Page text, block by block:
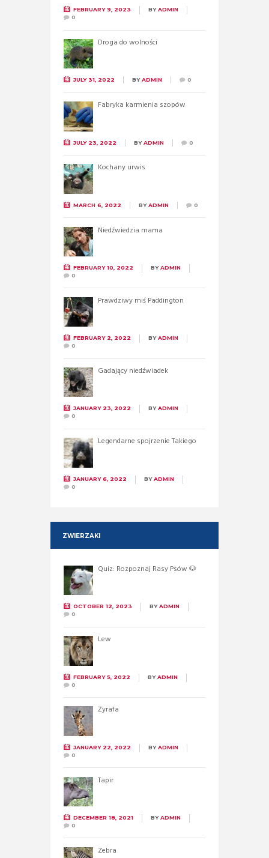
FEBRUARY 9, 2023 BYADMIN
0
Droga do wolności
JULY 31, 2022 BYADMIN 0
Fabryka karmienia szopów
JULY 23, 2022 BYADMIN 0
Kochany urwis
MARCH 6, 2022 BYADMIN 0
Niedźwiedzia mama
FEBRUARY 10, 2022 BYADMIN
0
Prawdziwy miś Paddington
FEBRUARY 2, 2022 BYADMIN
0
Gadający niedźwiadek
JANUARY 23, 2022 BYADMIN
0
Legendarne spojrzenie Takiego
JANUARY 6, 2022 BYADMIN
0
ZWIERZAKI
Quiz: Rozpoznaj Rasy Psów 🐶
OCTOBER 12, 2023 BYADMIN
0
Lew
FEBRUARY 5, 2022 BYADMIN
0
Żyrafa
JANUARY 22, 2022 BYADMIN
0
Tapir
DECEMBER 18, 2021 BYADMIN
0
Zebra